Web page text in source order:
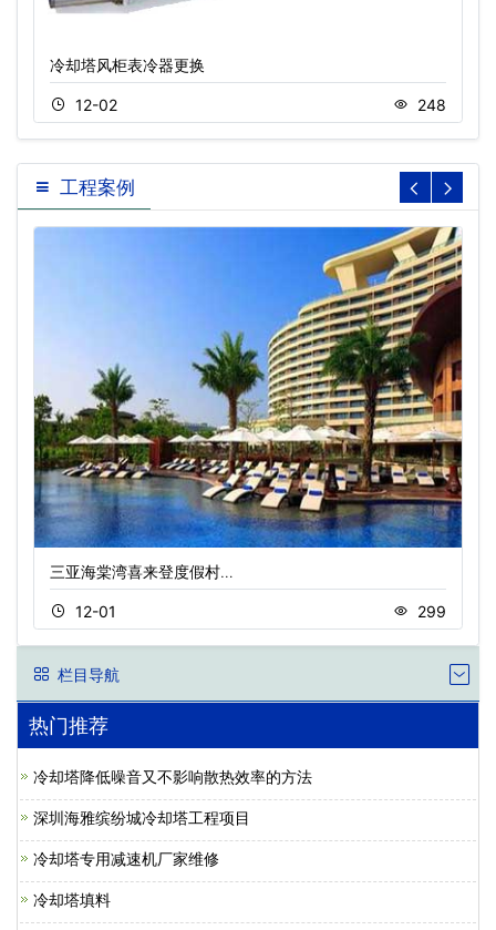
冷却塔风柜表冷器更换
12-02 248
工程案例
三亚海棠湾喜来登度假村…
12-01 299
栏目导航
热门推荐
冷却塔降低噪音又不影响散热效率的方法
深圳海雅缤纷城冷却塔工程项目
冷却塔专用减速机厂家维修
冷却塔填料